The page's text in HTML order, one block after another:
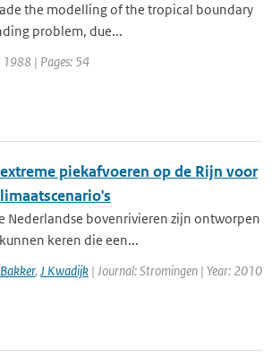
the modelling of the tropical boundary
problem, due...
1988 | Pages: 54
piekafvoeren op de Rijn voor
Nederlandse bovenrivieren zijn ontworpen
keren die een...
, J Kwadijk | Journal: Stromingen | Year: 2010